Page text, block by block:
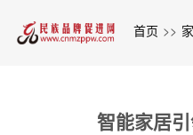
首页 >>
智能家居